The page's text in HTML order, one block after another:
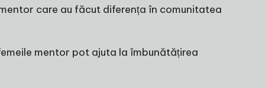
care au făcut diferența în comunitatea
mentor pot ajuta la îmbunătățirea